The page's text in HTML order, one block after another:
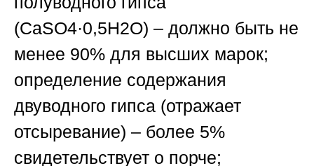
(CaSO4·0,5H2O) – должно быть не
менее 90% для высших марок;
определение содержания
двуводного гипса (отражает
отсыревание) – более 5%
свидетельствует о порче;